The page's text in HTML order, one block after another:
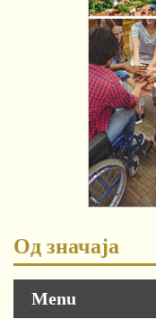
Од значаја
Menu